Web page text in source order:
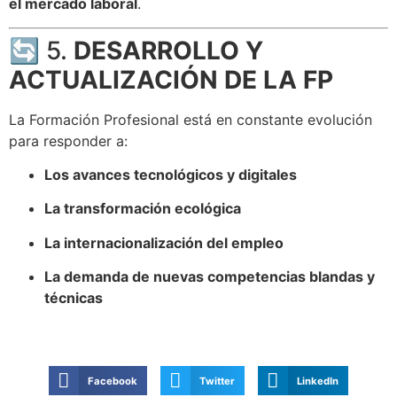
el mercado laboral .
🔄 5. DESARROLLO Y
ACTUALIZACIÓN DE LA FP
La Formación Profesional está en constante evolución
para responder a:
Los avances tecnológicos y digitales
La transformación ecológica
La internacionalización del empleo
La demanda de nuevas competencias blandas y
técnicas
Facebook Twitter LinkedIn